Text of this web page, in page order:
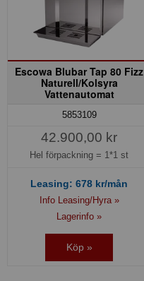
Escowa Blubar Tap 80 Fizz
Naturell/Kolsyra
Vattenautomat
5853109
42.900,00 kr
Hel förpackning = 1*1 st
Leasing: 678 kr/mån
Info Leasing/Hyra »
Lagerinfo »
Köp »